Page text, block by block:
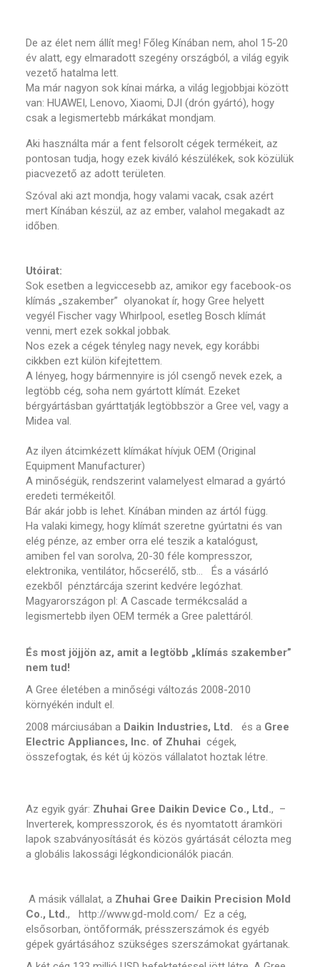
De az élet nem állít meg! Főleg Kínában nem, ahol 15-20
év alatt, egy elmaradott szegény országból, a világ egyik
vezető hatalma lett.
Ma már nagyon sok kínai márka, a világ legjobbjai között
van: HUAWEI, Lenovo, Xiaomi, DJI (drón gyártó), hogy
csak a legismertebb márkákat mondjam.
Aki használta már a fent felsorolt cégek termékeit, az
pontosan tudja, hogy ezek kiváló készülékek, sok közülük
piacvezető az adott területen.
Szóval aki azt mondja, hogy valami vacak, csak azért
mert Kínában készül, az az ember, valahol megakadt az
időben.
Utóirat:
Sok esetben a legviccesebb az, amikor egy facebook-os
klímás „szakember” olyanokat ír, hogy Gree helyett
vegyél Fischer vagy Whirlpool, esetleg Bosch klímát
venni, mert ezek sokkal jobbak.
Nos ezek a cégek tényleg nagy nevek, egy korábbi
cikkben ezt külön kifejtettem.
A lényeg, hogy bármennyire is jól csengő nevek ezek, a
legtöbb cég, soha nem gyártott klímát. Ezeket
bérgyártásban gyárttatják legtöbbször a Gree vel, vagy a
Midea val.
Az ilyen átcimkézett klímákat hívjuk OEM (Original
Equipment Manufacturer)
A minőségük, rendszerint valamelyest elmarad a gyártó
eredeti termékeitől.
Bár akár jobb is lehet. Kínában minden az ártól függ.
Ha valaki kimegy, hogy klímát szeretne gyúrtatni és van
elég pénze, az ember orra elé teszik a katalógust,
amiben fel van sorolva, 20-30 féle kompresszor,
elektronika, ventilátor, hőcserélő, stb… És a vásárló
ezekből pénztárcája szerint kedvére legózhat.
Magyarországon pl: A Cascade termékcsalád a
legismertebb ilyen OEM termék a Gree palettáról.
És most jöjjön az, amit a legtöbb „klímás szakember”
nem tud!
A Gree életében a minőségi változás 2008-2010
környékén indult el.
2008 márciusában a Daikin Industries, Ltd. és a Gree
Electric Appliances, Inc. of Zhuhai cégek,
összefogtak, és két új közös vállalatot hoztak létre.
Az egyik gyár: Zhuhai Gree Daikin Device Co., Ltd., –
Inverterek, kompresszorok, és és nyomtatott áramköri
lapok szabványosítását és közös gyártását célozta meg
a globális lakossági légkondicionálók piacán.
A másik vállalat, a Zhuhai Gree Daikin Precision Mold
Co., Ltd., http://www.gd-mold.com/ Ez a cég,
elsősorban, öntőformák, présszerszámok és egyéb
gépek gyártásához szükséges szerszámokat gyártanak.